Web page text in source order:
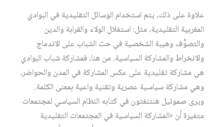
علاوة على ذلك، يتم استخدام الوسائل التقليدية في البوادي
المغربية التقليدية، مثل: استغلال الولاء والقرابة والدين
والتصوُّف وهيبة الشخصية في حث الشباب على الاندماج
والانخراط والمشاركة السياسية. من هنا، فمشاركة شباب البوادي
هي مشاركة تقليدية على عكس المشاركة في المدن والحواضر،
وهي مشاركة سياسية عصرية وتقنية واعية بمعنى الكلمة.
ويرى صموئيل هنتنغتون في كتابه النظام السياسي لمجتمعات
متغيرة أن «المشاركة السياسية في المجتمعات التقليدية